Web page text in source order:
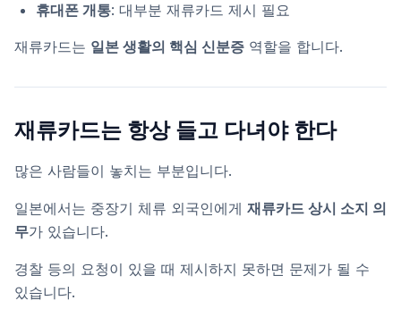
휴대폰 개통: 대부분 재류카드 제시 필요
재류카드는 일본 생활의 핵심 신분증 역할을 합니다.
재류카드는 항상 들고 다녀야 한다
많은 사람들이 놓치는 부분입니다.
일본에서는 중장기 체류 외국인에게 재류카드 상시 소지 의
무가 있습니다.
경찰 등의 요청이 있을 때 제시하지 못하면 문제가 될 수
있습니다.